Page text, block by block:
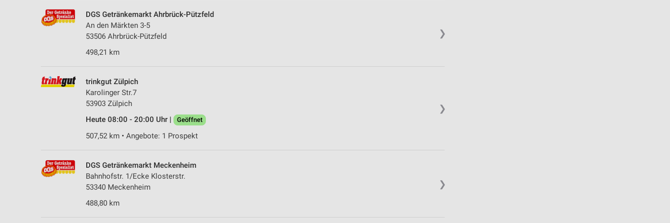
❯
DGS Getränkemarkt Ahrbrück-Pützfeld
An den Märkten 3-5
53506 Ahrbrück-Pützfeld
498,21 km
❯
trinkgut Zülpich
Karolinger Str.7
53903 Zülpich
Heute 08:00 - 20:00 Uhr |
Geöffnet
507,52 km • Angebote: 1 Prospekt
❯
DGS Getränkemarkt Meckenheim
Bahnhofstr. 1/Ecke Klosterstr.
53340 Meckenheim
488,80 km